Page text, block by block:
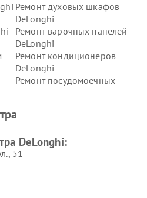
Ремонт духовых шкафов
DeLonghi
Ремонт варочных панелей
DeLonghi
Ремонт кондиционеров
DeLonghi
Ремонт посудомоечных
DeLonghi
DeLonghi:
51